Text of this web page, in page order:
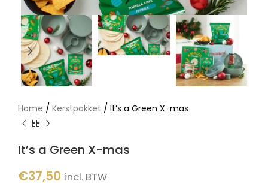
Home / Kerstpakket / It’s a Green X-mas
It’s a Green X-mas
€37,50 incl. BTW